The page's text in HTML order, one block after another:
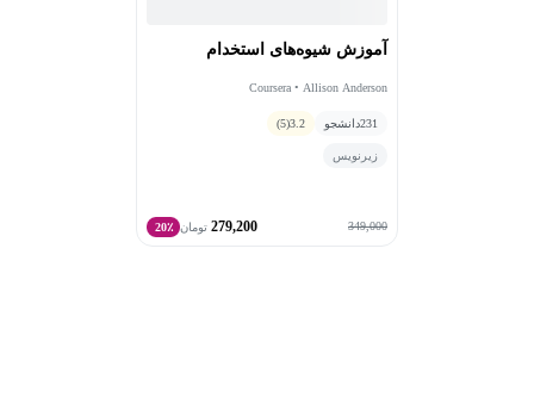
آموزش شیوه‌های استخدام
Coursera • Allison Anderson
231دانشجو 3.2
(5)
زیرنویس
349,000
279,200 تومان 20٪